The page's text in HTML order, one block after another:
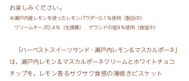
お楽しみください。
※瀬戸内産レモンを使ったレモンパウダー0.1％使用（製品中）
クリームチーズ0.4％（生換算） ゲランドの塩9％使用（食塩中）
「ハーベストスイーツサン ド・瀬戸内レモン＆マスカルポーネ
は、瀬戸内レモン＆マスカルポーネクリームとホワイトチョコ
チップを、 レモン香るサクサク食感の薄焼きビスケット